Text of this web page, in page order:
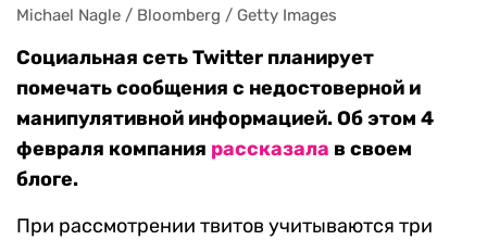
Michael Nagle / Bloomberg / Getty Images
Социальная сеть Twitter планирует
помечать сообщения с недостоверной и
манипулятивной информацией. Об этом 4
февраля компания рассказала в своем
блоге.
При рассмотрении твитов учитываются три